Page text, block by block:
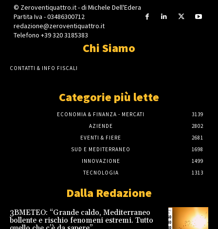
© Zeroventiquattro.it - di Michele Dell'Edera
Partita Iva - 03486300712
redazione@zeroventiquattro.it
Telefono +39 320 3185383
Chi Siamo
CONTATTI & INFO FISCALI
Categorie più lette
ECONOMIA & FINANZA - MERCATI
3139
AZIENDE
2802
EVENTI & FIERE
2681
SUD E MEDITERRANEO
1698
INNOVAZIONE
1499
TECNOLOGIA
1313
Dalla Redazione
3BMETEO: “Grande caldo, Mediterraneo
bollente e rischio fenomeni estremi. Tutto